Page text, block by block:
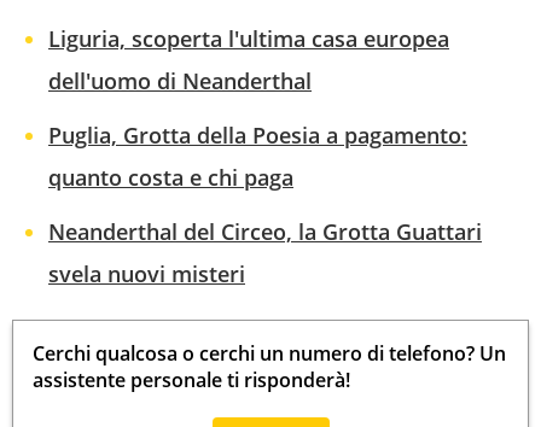
Liguria, scoperta l'ultima casa europea
dell'uomo di Neanderthal
Puglia, Grotta della Poesia a pagamento:
quanto costa e chi paga
Neanderthal del Circeo, la Grotta Guattari
svela nuovi misteri
Cerchi qualcosa o cerchi un numero di telefono? Un
assistente personale ti risponderà!